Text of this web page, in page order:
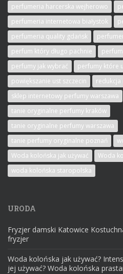
perfumeria harcerska wejherowo
perfumeria internetowa białystok
perfumeria quality gdańsk
perfum który długo pachnie
perfumy jak wybrać
perfumy które
powiększanie ust szczecin
sklep internetowy perfumy warszawa
tanie oryginalne perfumy kraków
tanie oryginalne perfumy warszawa
tanie perfumy oryginalne poznań
Woda kolońska jak używać
Woda
woda kolońska staropolska
URODA
Fryzjer damski Katowice
fryzjer
Woda kolońska jak używać?
jej używać? Woda kolońska